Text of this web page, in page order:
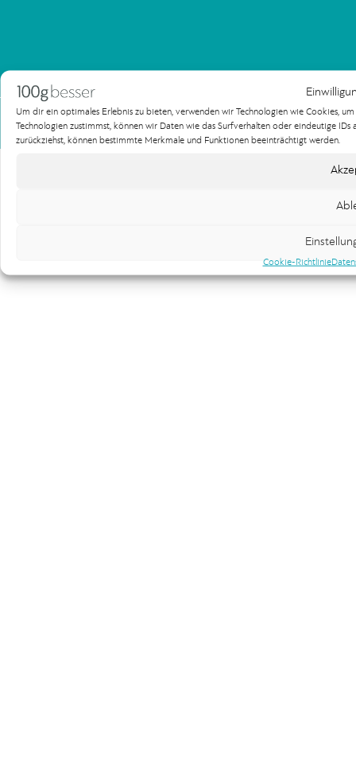
Um dir ein optimales Erlebnis zu bieten, verwenden wir Technologien wie Cookies,
Technologien zustimmst, können wir Daten wie das Surfverhalten oder eindeutige
zurückziehst, können bestimmte Merkmale und Funktionen beeinträchtigt werden.
Cookie-Richtlinie
Copyright 100gbesser Werbeagentur
Datenschutzerklärung
Impressum